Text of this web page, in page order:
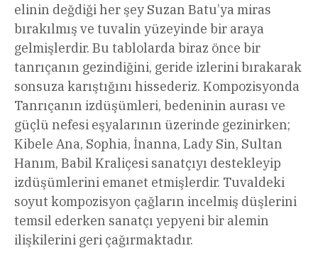
elinin değdiği her şey Suzan Batu’ya miras
bırakılmış ve tuvalin yüzeyinde bir araya
gelmişlerdir. Bu tablolarda biraz önce bir
tanrıçanın gezindiğini, geride izlerini bırakarak
sonsuza karıştığını hissederiz. Kompozisyonda
Tanrıçanın izdüşümleri, bedeninin aurası ve
güçlü nefesi eşyalarının üzerinde gezinirken;
Kibele Ana, Sophia, İnanna, Lady Sin, Sultan
Hanım, Babil Kraliçesi sanatçıyı destekleyip
izdüşümlerini emanet etmişlerdir. Tuvaldeki
soyut kompozisyon çağların incelmiş düşlerini
temsil ederken sanatçı yepyeni bir alemin
ilişkilerini geri çağırmaktadır.